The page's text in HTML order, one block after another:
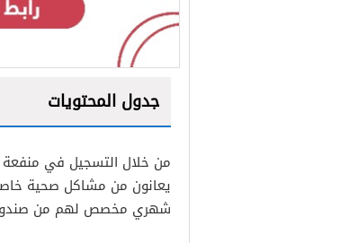
جدول المحتويات
2
من خلال التسجيل في منفعة
يعانون من مشاكل صحية
شهري مخصص لهم من صندوق